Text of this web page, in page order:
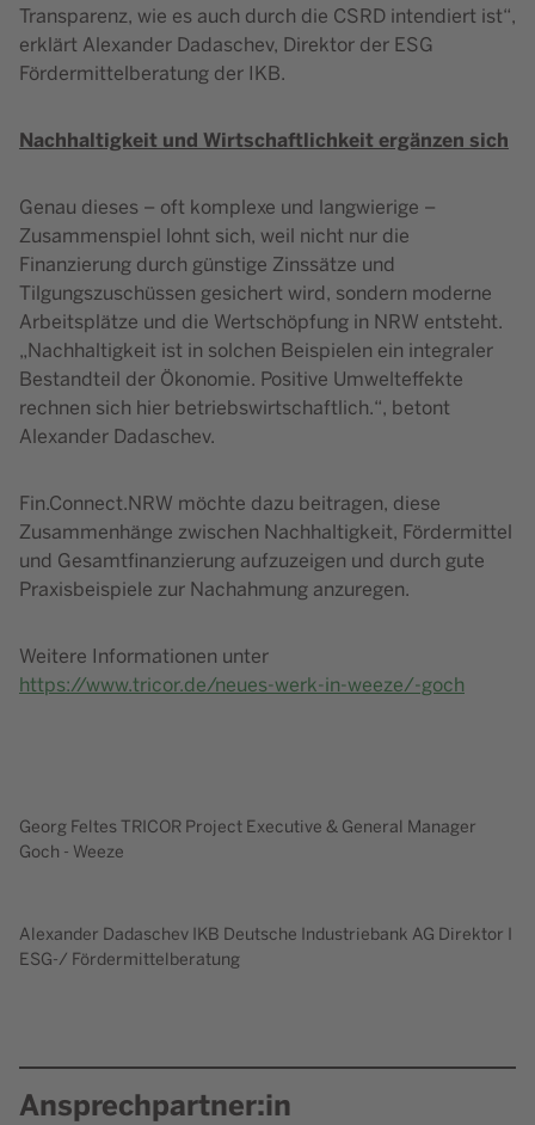
Transparenz, wie es auch durch die CSRD intendiert ist“,
erklärt Alexander Dadaschev, Direktor der ESG
Fördermittelberatung der IKB.
Nachhaltigkeit und Wirtschaftlichkeit ergänzen sich
Genau dieses – oft komplexe und langwierige –
Zusammenspiel lohnt sich, weil nicht nur die
Finanzierung durch günstige Zinssätze und
Tilgungszuschüssen gesichert wird, sondern moderne
Arbeitsplätze und die Wertschöpfung in NRW entsteht.
„Nachhaltigkeit ist in solchen Beispielen ein integraler
Bestandteil der Ökonomie. Positive Umwelteffekte
rechnen sich hier betriebswirtschaftlich.“, betont
Alexander Dadaschev.
Fin.Connect.NRW möchte dazu beitragen, diese
Zusammenhänge zwischen Nachhaltigkeit, Fördermittel
und Gesamtfinanzierung aufzuzeigen und durch gute
Praxisbeispiele zur Nachahmung anzuregen.
Weitere Informationen unter
https://www.tricor.de/neues-werk-in-weeze/-goch
Georg Feltes TRICOR Project Executive & General Manager
Goch - Weeze
Alexander Dadaschev IKB Deutsche Industriebank AG Direktor I
ESG-/ Fördermittelberatung
Ansprechpartner:in